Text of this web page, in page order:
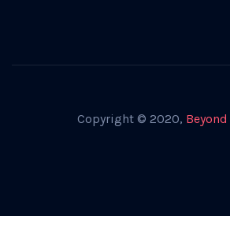
Copyright © 2020,